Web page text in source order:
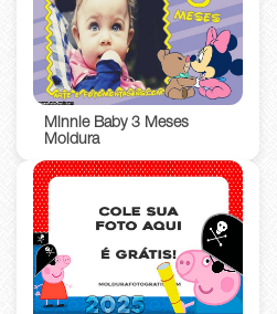
Minnie Baby 3 Meses
Moldura